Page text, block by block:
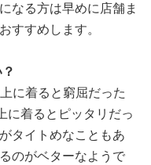
なる方は早めに店舗ま
すすめします。
に着ると窮屈だった
に着るとピッタリだっ
タイトめなこともあ
のがベターなようで